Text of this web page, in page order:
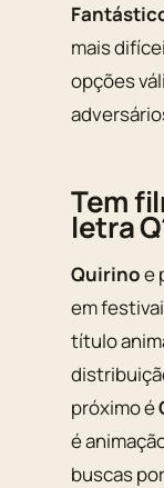
mais
opções
Tem
letra
Quirinoe
em
título
próximo é
é
buscas